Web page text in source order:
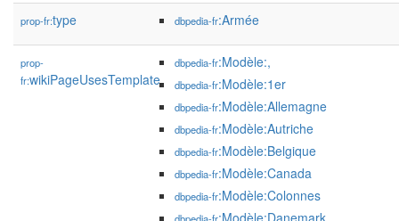
prop-fr:type dbpedia-fr:Armée
prop-
fr:wikiPageUsesTemplate
dbpedia-fr:Modèle:,
dbpedia-fr:Modèle:1er
dbpedia-fr:Modèle:Allemagne
dbpedia-fr:Modèle:Autriche
dbpedia-fr:Modèle:Belgique
dbpedia-fr:Modèle:Canada
dbpedia-fr:Modèle:Colonnes
:Modèle:Danemark